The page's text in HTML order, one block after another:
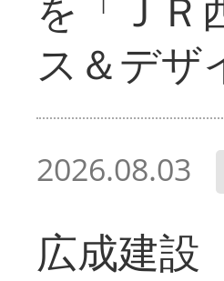
ス＆デザ
2026.08.03
広成建